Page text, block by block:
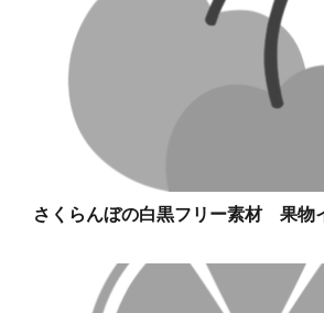
さくらんぼの白黒フリー素材 果物